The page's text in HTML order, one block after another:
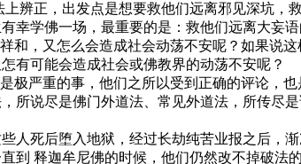
正，出发点是想要救他们远离邪见深坑，
幸学佛一场，最重要的是：救他们远离大妄
和，又怎么会造成社会动荡不安呢？如果说
有可能会造成社会或佛教界的动荡不安呢？
严重的事，他们之所以受到正确的评论，
所说尽是佛门外道法、常见外道法，所传尽
死后堕入地狱，经过长劫纯苦业报之后，
到 释迦牟尼佛的时候，他们仍然改不掉破